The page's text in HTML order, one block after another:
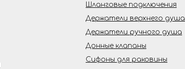
Шланговые подключения
Держатели верхнего душа
Держатели ручного душа
Донные клапаны
Сифоны для раковины